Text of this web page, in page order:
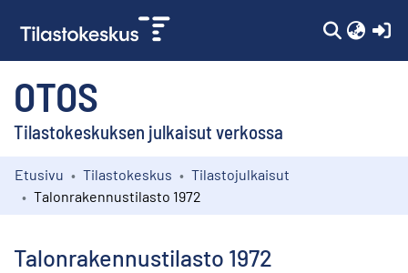
OTOS
Tilastokeskuksen julkaisut verkossa
Kokoelmat
Etusivu Tilastokeskus
Tilastojulkaisut
Talonrakennustilasto 1972
Talonrakennustilasto 1972